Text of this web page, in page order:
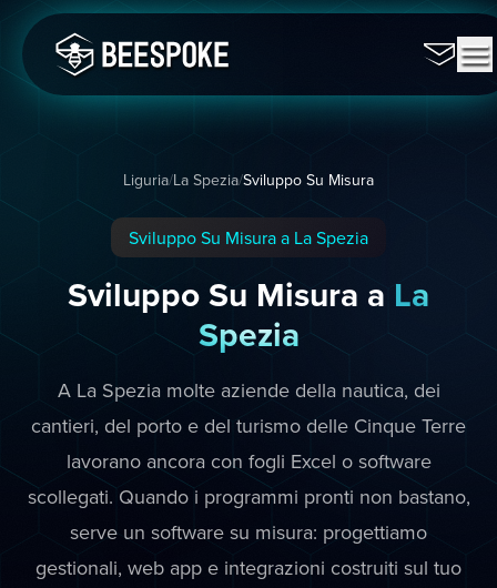
Liguria/La Spezia/Sviluppo Su Misura
Sviluppo Su Misura a La Spezia
Sviluppo Su Misura a La
Spezia
A La Spezia molte aziende della nautica, dei
cantieri, del porto e del turismo delle Cinque Terre
lavorano ancora con fogli Excel o software
scollegati. Quando i programmi pronti non bastano,
serve un software su misura: progettiamo
gestionali, web app e integrazioni costruiti sul tuo